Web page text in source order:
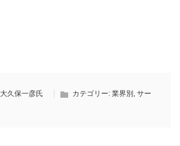
大久保一彦氏 カテゴリー: 業界別 , サー